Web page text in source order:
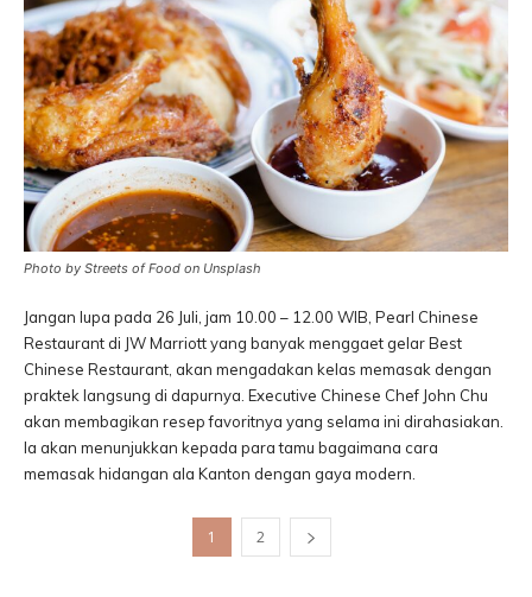
Photo by Streets of Food on Unsplash
Jangan lupa pada 26 Juli, jam 10.00 – 12.00 WIB, Pearl Chinese
Restaurant di JW Marriott yang banyak menggaet gelar Best
Chinese Restaurant, akan mengadakan kelas memasak dengan
praktek langsung di dapurnya. Executive Chinese Chef John Chu
akan membagikan resep favoritnya yang selama ini dirahasiakan.
Ia akan menunjukkan kepada para tamu bagaimana cara
memasak hidangan ala Kanton dengan gaya modern.
1 2